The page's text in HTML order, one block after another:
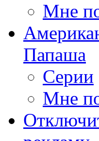
Мне
Папаша
Серии
Мне